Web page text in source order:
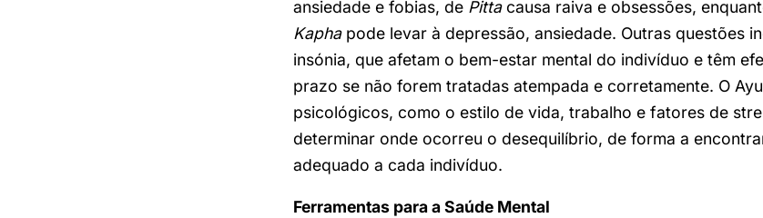
ansiedade e fobias, de Pittacausa raiva e obsessões,
Kaphapode levar à depressão, ansiedade. Outras questões
insónia, que afetam o bem-estar mental do indivíduo e têm
prazo se não forem tratadas atempada e corretamente. O
psicológicos, como o estilo de vida, trabalho e fatores de
determinar onde ocorreu o desequilíbrio, de forma a
adequado a cada indivíduo.
Ferramentas para a Saúde Mental